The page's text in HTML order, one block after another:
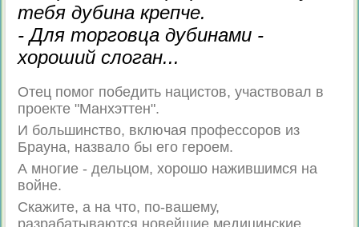
тебя дубина крепче.
- Для торговца дубинами -
хороший слоган...
Отец помог победить нацистов, участвовал в
проекте "Манхэттен".
И большинство, включая профессоров из
Брауна, назвало бы его героем.
А многие - дельцом, хорошо нажившимся на
войне.
Скажите, а на что, по-вашему,
разрабатываются новейшие медицинские